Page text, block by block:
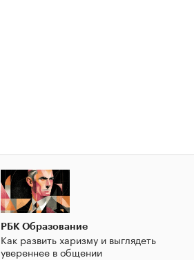
РБК Образование
Как развить харизму и выглядеть
увереннее в общении